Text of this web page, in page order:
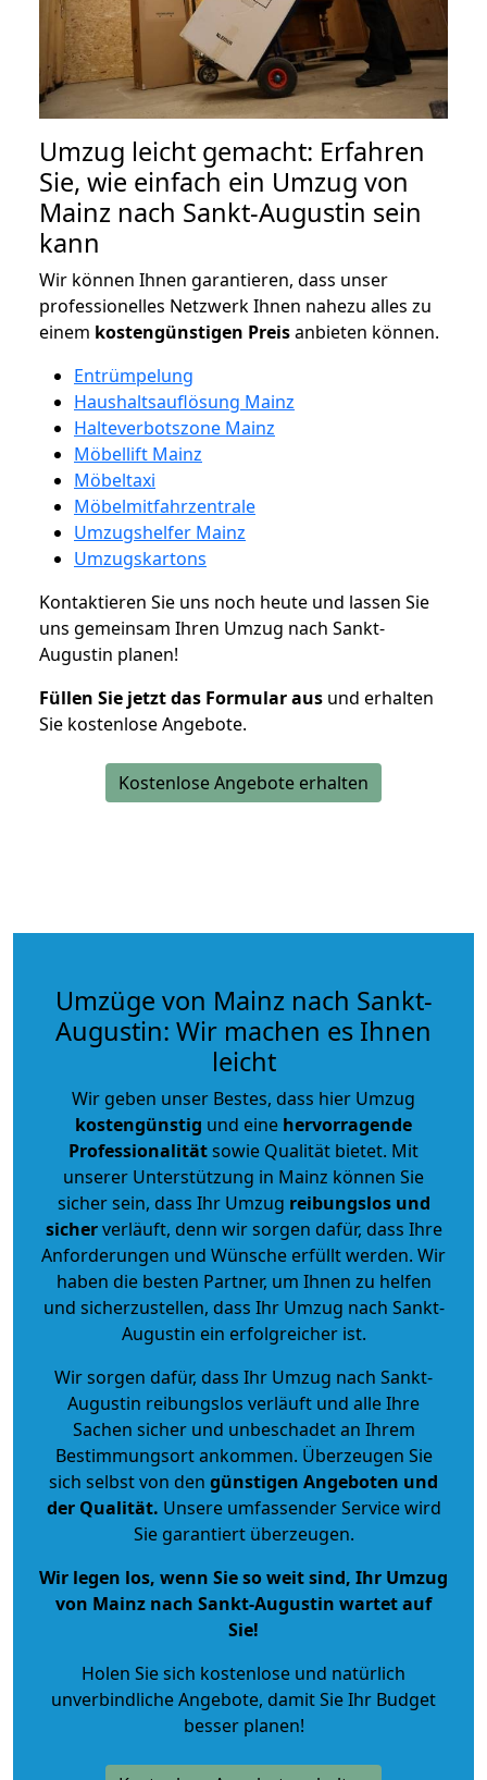
Umzug leicht gemacht: Erfahren
Sie, wie einfach ein Umzug von
Mainz nach Sankt-Augustin sein
kann
Wir können Ihnen garantieren, dass unser
professionelles Netzwerk Ihnen nahezu alles zu
einem kostengünstigen Preisanbieten können.
Entrümpelung
Haushaltsauflösung Mainz
Halteverbotszone Mainz
Möbellift Mainz
Möbeltaxi
Möbelmitfahrzentrale
Umzugshelfer Mainz
Umzugskartons
Kontaktieren Sie uns noch heute und lassen Sie
uns gemeinsam Ihren Umzug nach Sankt-
Augustin planen!
Füllen Sie jetzt das Formular aus und erhalten
Sie kostenlose Angebote.
Kostenlose Angebote erhalten
Umzüge von Mainz nach Sankt-
Augustin: Wir machen es Ihnen
leicht
Wir geben unser Bestes, dass hier Umzug
kostengünstig und eine hervorragende
Professionalitätsowie Qualität bietet. Mit
unserer Unterstützung in Mainz können Sie
sicher sein, dass Ihr Umzug reibungslos und
sicherverläuft, denn wir sorgen dafür, dass Ihre
Anforderungen und Wünsche erfüllt werden. Wir
haben die besten Partner, um Ihnen zu helfen
und sicherzustellen, dass Ihr Umzug nach Sankt-
Augustin ein erfolgreicher ist.
Wir sorgen dafür, dass Ihr Umzug nach Sankt-
Augustin reibungslos verläuft und alle Ihre
Sachen sicher und unbeschadet an Ihrem
Bestimmungsort ankommen. Überzeugen Sie
sich selbst von den günstigen Angeboten und
der Qualität. Unsere umfassender Service wird
Sie garantiert überzeugen.
Wir legen los, wenn Sie so weit sind, Ihr Umzug
von Mainz nach Sankt-Augustin wartet auf
Sie!
Holen Sie sich kostenlose und natürlich
unverbindliche Angebote, damit Sie Ihr Budget
besser planen!